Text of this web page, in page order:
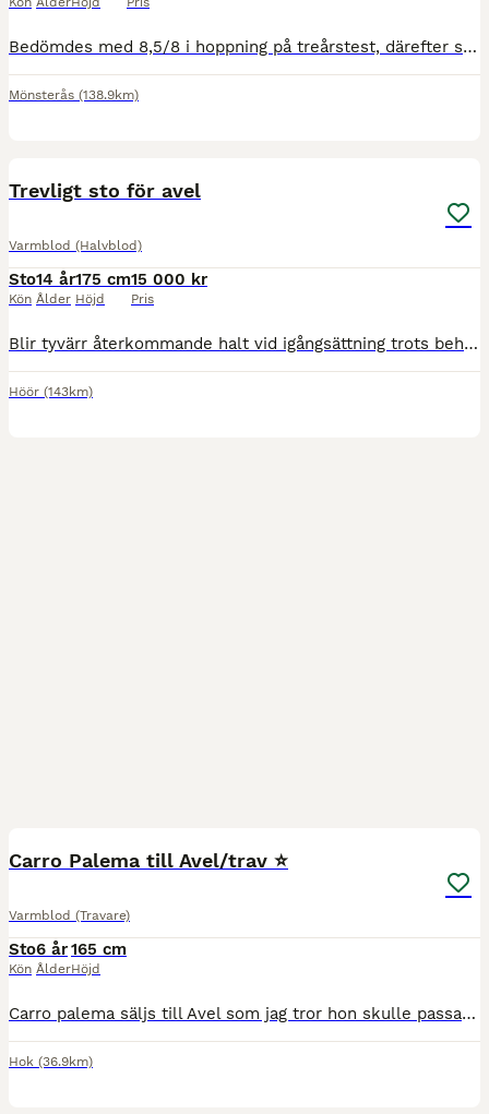
Bedömdes med 8,5/8 i hoppning på treårstest, därefter satt i avel. Starkt möderne, moder och mormor är Elitston och sedan 6 generationer med minst Ster premierade ston i KWPN. Modern bedömdes med 9/9
Mönsterås (138.9km)
Trevligt sto för avel
Varmblod (Halvblod)
Sto
Kön
14 år
Ålder
175 cm
Höjd
15 000 kr
Pris
Blir tyvärr återkommande halt vid igångsättning trots behandling. Så håller inte för ridning mao. enligt veterinär ska avel funka bra. Vänlig, mild personlighet som älskar allt och alla och är okompli
Höör (143km)
Carro Palema till Avel/trav ⭐️
Varmblod (Travare)
Sto
Kön
6 år
Ålder
165 cm
Höjd
Carro palema säljs till Avel som jag tror hon skulle passa perfekt till, eller någon som kanske vill satsa att tävla med henne mer? Vi måste bli av med henne då hon vart utleasad i 1,5 år men då de s
Hok (36.9km)